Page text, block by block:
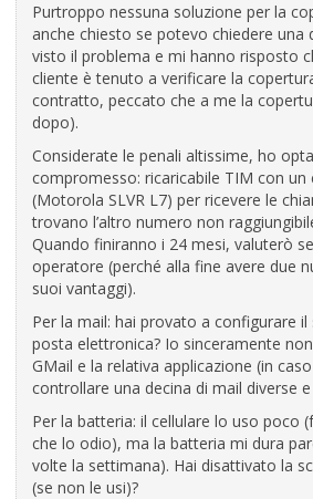
Purtroppo nessuna soluzione per la
anche chiesto se potevo chiedere una
visto il problema e mi hanno risposto
cliente è tenuto a verificare la
contratto, peccato che a me la
dopo).
Considerate le penali altissime, ho
compromesso: ricaricabile TIM con un
(Motorola SLVR L7) per ricevere le
trovano l’altro numero non
Quando finiranno i 24 mesi, valuterò
operatore (perché alla fine avere due
suoi vantaggi).
Per la mail: hai provato a configurare
posta elettronica? Io sinceramente
GMail e la relativa applicazione (in
controllare una decina di mail diverse
Per la batteria: il cellulare lo uso poco
che lo odio), ma la batteria mi dura
volte la settimana). Hai disattivato la
(se non le usi)?